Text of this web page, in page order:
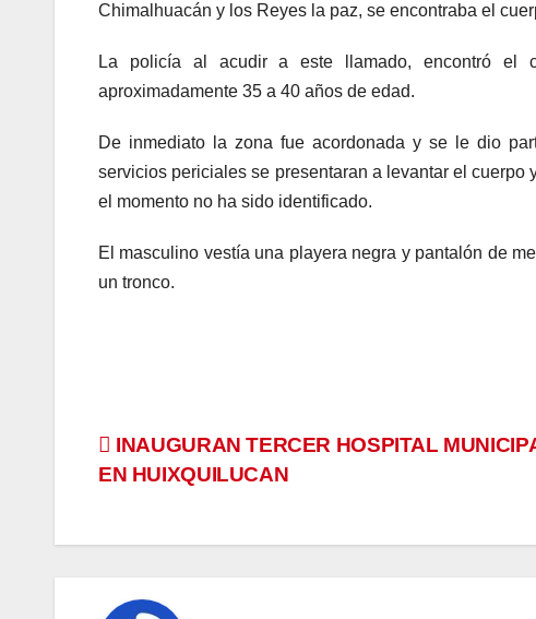
Chimalhuacán y los Reyes la paz, se encontraba el
La policía al acudir a este llamado, encontró el
aproximadamente 35 a 40 años de edad.
De inmediato la zona fue acordonada y se le dio
servicios periciales se presentaran a levantar el
el momento no ha sido identificado.
El masculino vestía una playera negra y pantalón de
un tronco.
Navegación
entradas
INAUGURAN TERCER HOSPITAL
EN HUIXQUILUCAN